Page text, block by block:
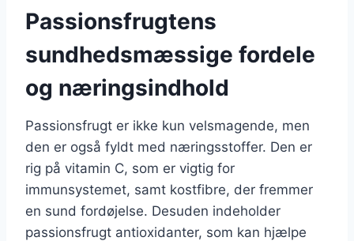
Passionsfrugtens
sundhedsmæssige fordele
og næringsindhold
Passionsfrugt er ikke kun velsmagende, men
den er også fyldt med næringsstoffer. Den er
rig på vitamin C, som er vigtig for
immunsystemet, samt kostfibre, der fremmer
en sund fordøjelse. Desuden indeholder
passionsfrugt antioxidanter, som kan hjælpe